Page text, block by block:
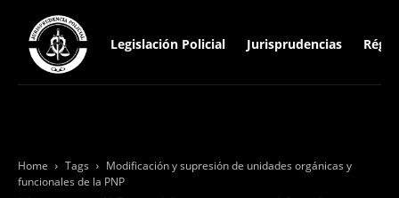
Legislación Policial Jurisprudencias
Home Tags
Modificación y supresión de unidades orgánicas y
funcionales de la PNP